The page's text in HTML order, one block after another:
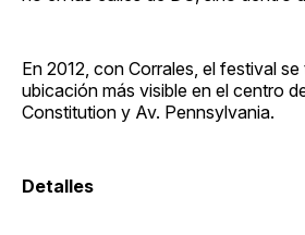
En 2012, con Corrales, el festival
ubicación más visible en el centro
Constitution y Av. Pennsylvania.
Detalles